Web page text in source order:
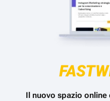
Il nuovo spazio